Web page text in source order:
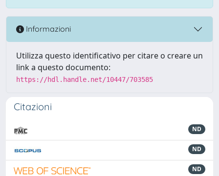
Informazioni
Utilizza questo identificativo per citare o creare un
link a questo documento:
https://hdl.handle.net/10447/703585
Citazioni
ND
ND
ND